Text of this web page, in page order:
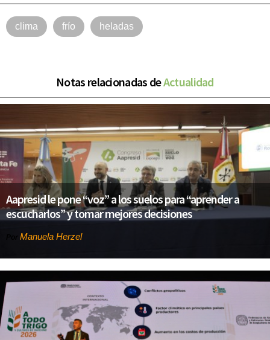
clima frío heladas
Notas relacionadas deActualidad
Aapresid le pone “voz” a los suelos para “aprender a
escucharlos” y tomar mejores decisiones
Manuela Herzel